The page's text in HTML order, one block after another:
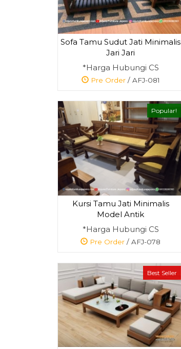
Sofa Tamu Sudut Jati Minimalis
Jari Jari
*Harga Hubungi CS
Pre Order/ AFJ-081
Popular!
Kursi Tamu Jati Minimalis
Model Antik
*Harga Hubungi CS
Pre Order / AFJ-078
Best Seller